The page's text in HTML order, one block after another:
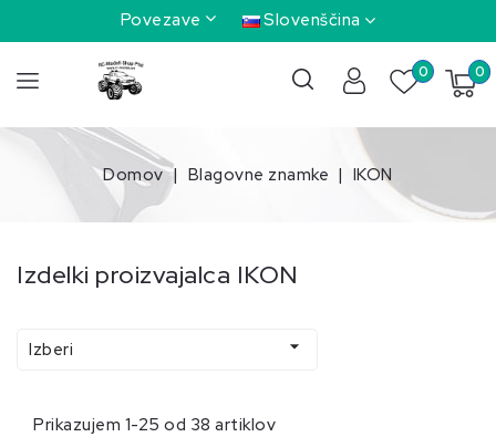
Povezave Slovenščina
0
0
Domov Blagovne znamke IKON
Izdelki proizvajalca IKON
Izberi 
Prikazujem 1-25 od 38 artiklov